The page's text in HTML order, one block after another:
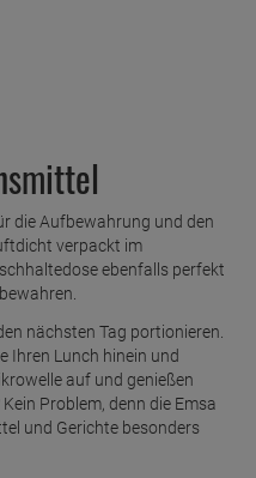
die Aufbewahrung und den
verpackt im
ebenfalls perfekt
nächsten Tag portionieren.
Ihren Lunch hinein und
auf und genießen
Problem, denn die Emsa
und Gerichte besonders